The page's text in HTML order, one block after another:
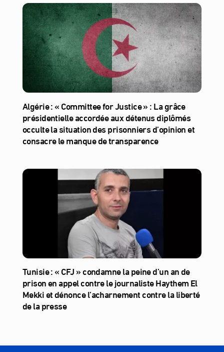
Algérie : « Committee for Justice » : La grâce
présidentielle accordée aux détenus diplômés
occulte la situation des prisonniers d’opinion et
consacre le manque de transparence
Tunisie : « CFJ » condamne la peine d’un an de
prison en appel contre le journaliste Haythem El
Mekki et dénonce l’acharnement contre la liberté
de la presse